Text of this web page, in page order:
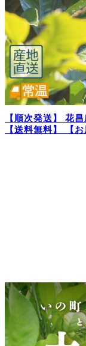
【順次発送】 花
【送料無料】 【